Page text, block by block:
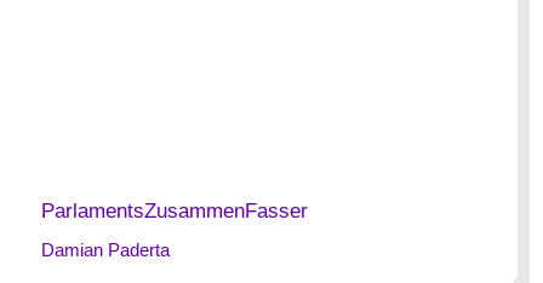
ParlamentsZusammenFasser
Damian Paderta